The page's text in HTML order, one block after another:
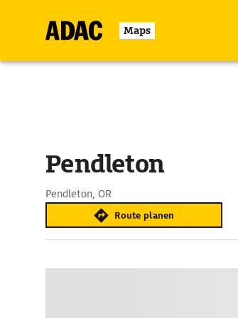
Maps
Pendleton
Pendleton, OR
Route planen